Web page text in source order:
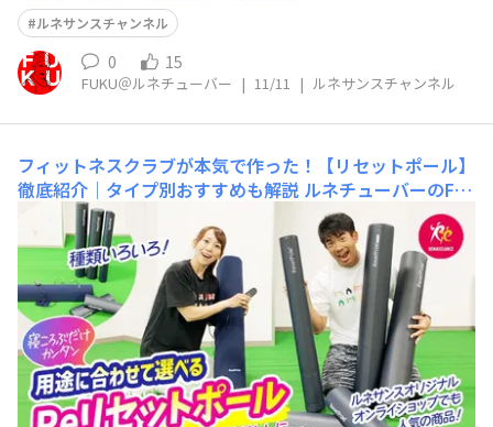
ルネサンスチャンネル
0 15
FUKU＠ルネチューバー | 11/11 | ルネサンスチャンネル
フィットネスクラブが本気で作った！【リセットポール】
徹底紹介｜タイプ別おすすめも解説 ルネチューバーのFU
KUです！ ルネサンス公式YouTube「ルネサンスチャ
ンネル」を更新しました(^^)/ 今回は フィットネ
スクラブが本気で作った！【リセットポール】徹底紹介｜
タイプ別おすすめも解説 という内容です(^^) &nbs